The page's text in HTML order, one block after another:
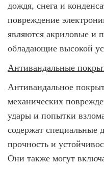
дождя, снега и
повреждение
являются акриловые и
обладающие высокой
Антивандальные
Антивандальное
механических
удары и попытки
содержат
прочность и
Они также могут